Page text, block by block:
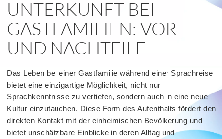
UNTERKUNFT BEI
GASTFAMILIEN: VOR-
UND NACHTEILE
Das Leben bei einer Gastfamilie während einer Sprachreise
bietet eine einzigartige Möglichkeit, nicht nur
Sprachkenntnisse zu vertiefen, sondern auch in eine neue
Kultur einzutauchen. Diese Form des Aufenthalts fördert den
direkten Kontakt mit der einheimischen Bevölkerung und
bietet unschätzbare Einblicke in deren Alltag und